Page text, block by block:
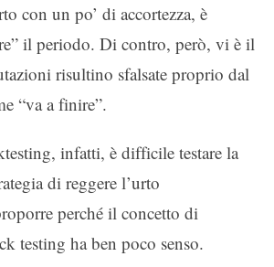
con un po’ di accortezza, è
il periodo. Di contro, però, vi è il
risultino sfalsate proprio dal
“va a finire”.
infatti, è difficile testare la
di reggere l’urto
perché il concetto di
testing ha ben poco senso.